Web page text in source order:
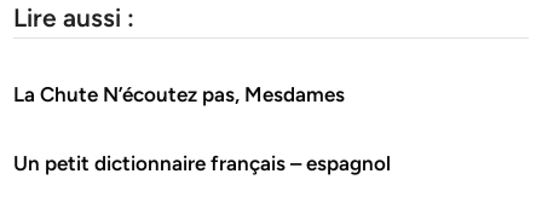
Lire aussi :
La Chute N’écoutez pas, Mesdames
Un petit dictionnaire français – espagnol